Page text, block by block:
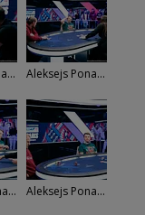
Aleksejs Ponakovs Aleksejs Ponakovs
David Kaufmann Aleksejs Ponakovs